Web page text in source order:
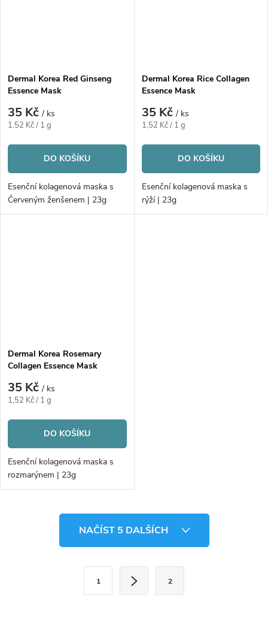
Dermal Korea Red Ginseng
Essence Mask
35 Kč/ ks
Měrná
1,52 Kč / 1 g
DO KOŠÍKU
Esenční kolagenová maska s
Červeným ženšenem | 23g
Dermal Korea Rice Collagen
Essence Mask
35 Kč/ ks
Měrná
1,52 Kč / 1 g
DO KOŠÍKU
Esenční kolagenová maska s
rýží | 23g
Dermal Korea Rosemary
Collagen Essence Mask
35 Kč/ ks
Měrná
1,52 Kč / 1 g
DO KOŠÍKU
Esenční kolagenová maska s
rozmarýnem | 23g
NAČÍST 5 DALŠÍCH
1 2